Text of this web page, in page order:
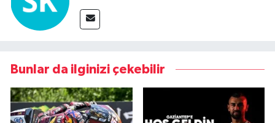
Bunlar da ilginizi çekebilir